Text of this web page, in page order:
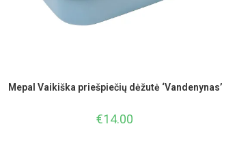
Mepal Vaikiška priešpiečių dėžutė ‘Vandenynas’
€14.00